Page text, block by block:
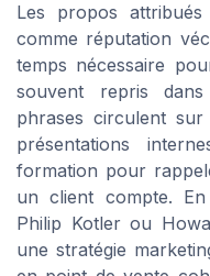
Les propos
comme réputation
temps nécessaire
souvent repris
phrases circulent
présentations
formation pour
un client compte.
Philip Kotler ou
une stratégie